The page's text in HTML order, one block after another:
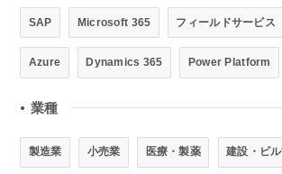
SAP Microsoft 365 フィールドサービス
Azure Dynamics 365 Power Platform
● 業種
製造業 小売業 医療・製薬 建設・ビ